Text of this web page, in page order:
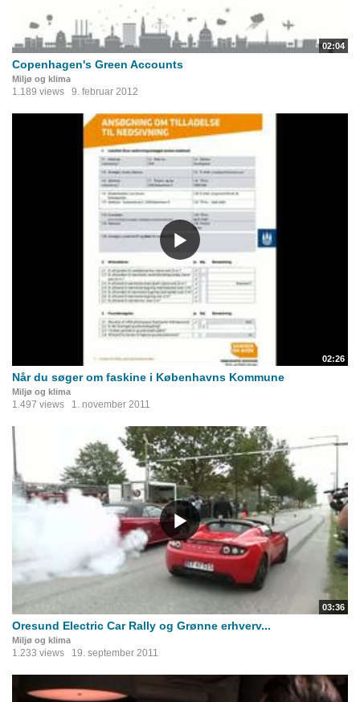
02:04
Copenhagen's Green Accounts
Miljø og klima
1.189 views 9. februar 2012
02:26
Når du søger om faskine i Københavns Kommune
Miljø og klima
1.497 views 1. november 2011
03:36
Oresund Electric Car Rally og Grønne erhverv...
Miljø og klima
1.233 views 19. september 2011